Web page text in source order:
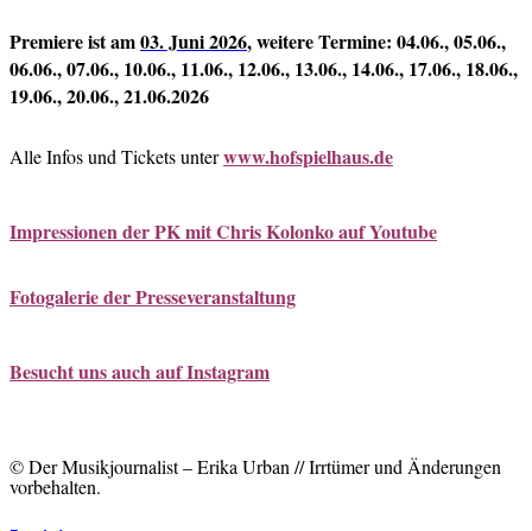
Premiere ist am03. Juni 2026, weitere Termine: 04.06., 05.06.,
06.06., 07.06., 10.06., 11.06., 12.06., 13.06., 14.06., 17.06., 18.06.,
19.06., 20.06., 21.06.2026
Alle Infos und Tickets unterwww.hofspielhaus.de
Impressionen der PK mit Chris Kolonko auf Youtube
Fotogalerie der Presseveranstaltung
Besucht uns auch auf Instagram
© Der Musikjournalist – Erika Urban // Irrtümer und Änderungen
vorbehalten.